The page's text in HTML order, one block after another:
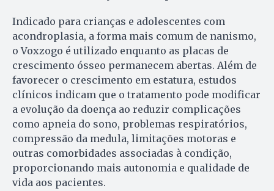
Indicado para crianças e adolescentes com
acondroplasia, a forma mais comum de nanismo,
o Voxzogo é utilizado enquanto as placas de
crescimento ósseo permanecem abertas. Além de
favorecer o crescimento em estatura, estudos
clínicos indicam que o tratamento pode modificar
a evolução da doença ao reduzir complicações
como apneia do sono, problemas respiratórios,
compressão da medula, limitações motoras e
outras comorbidades associadas à condição,
proporcionando mais autonomia e qualidade de
vida aos pacientes.